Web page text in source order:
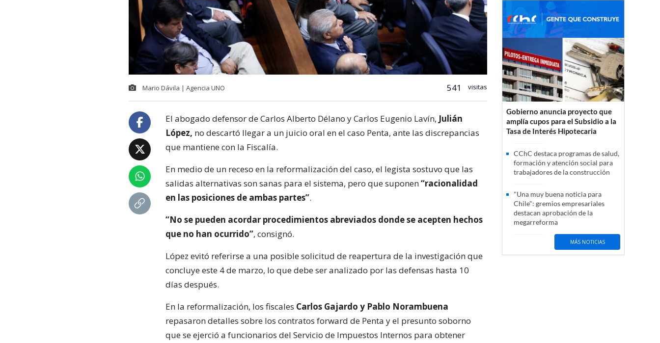
Mario Dávila | Agencia UNO 541 visitas
El abogado defensor de Carlos Alberto Délano y Carlos Eugenio Lavín, Julián
López, no descartó llegar a un juicio oral en el caso Penta, ante las discrepancias
que mantiene con la Fiscalía.
En medio de un receso en la reformalización del caso, el legista sostuvo que las
salidas alternativas son sanas para el sistema, pero que suponen“racionalidad
en las posiciones de ambas partes”.
“No se pueden acordar procedimientos abreviados donde se acepten hechos
que no han ocurrido”, consignó.
López evitó referirse a una posible solicitud de reapertura de la investigación que
concluye este 4 de marzo, lo que debe ser analizado por las defensas hasta 10
días después.
En la reformalización, los fiscales Carlos Gajardo y Pablo Norambuena
repasaron detalles sobre los contratos forward de Penta y el presunto soborno
que se ejerció a funcionarios del Servicio de Impuestos Internos para obtener
Gobierno anuncia proyecto que
amplía cupos para el Subsidio a la
Tasa de Interés Hipotecaria
CChC destaca programas de salud,
formación y atención social para
trabajadores de la construcción
"Una muy buena noticia para
Chile": gremios empresariales
destacan aprobación de la
megarreforma
MÁS NOTICIAS